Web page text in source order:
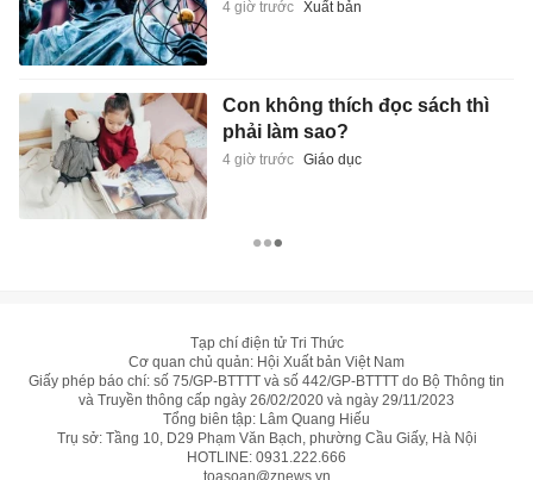
4 giờ trước Xuất bản
Con không thích đọc sách thì
phải làm sao?
4 giờ trước Giáo dục
Tạp chí điện tử Tri Thức
Cơ quan chủ quản: Hội Xuất bản Việt Nam
Giấy phép báo chí: số 75/GP-BTTTT và số 442/GP-BTTTT do Bộ Thông tin
và Truyền thông cấp ngày 26/02/2020 và ngày 29/11/2023
Tổng biên tập: Lâm Quang Hiếu
Trụ sở: Tầng 10, D29 Phạm Văn Bạch, phường Cầu Giấy, Hà Nội
HOTLINE: 0931.222.666
toasoan@znews.vn